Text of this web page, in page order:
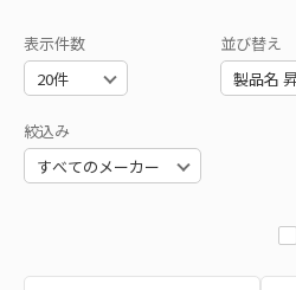
表示件数 並び替え
絞込み